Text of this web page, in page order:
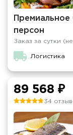
персон
Заказ за сутки
Логистика
89 568 ₽
34